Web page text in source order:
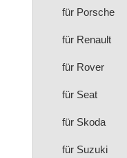
für Porsche
für Renault
für Rover
für Seat
für Skoda
für Suzuki